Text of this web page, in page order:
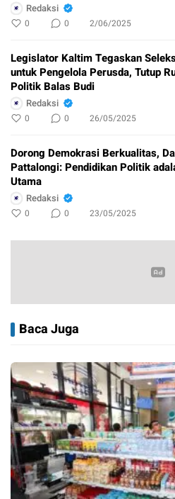
Redaksi
0 0 2/06/2025
Legislator Kaltim Tegaskan
untuk Pengelola Perusda, Tutup
Politik Balas Budi
Redaksi
0 0 26/05/2025
Dorong Demokrasi Berkualitas,
Pattalongi: Pendidikan Politik
Utama
Redaksi
0 0 23/05/2025
Baca Juga